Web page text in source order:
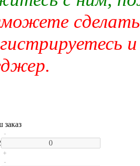
сделать
заказ
-
+
-